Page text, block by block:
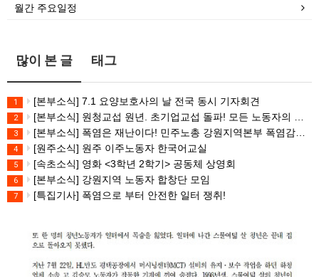
월간 주요일정
많이 본 글 태그
1 [본부소식] 7.1 요양보호사의 날 전국 동시 기자회견
2 [본부소식] 원청교섭 원년. 초기업교섭 돌파! 모든 노동자의 노동기본권 쟁취! 민주노총 7.15 총파업대회
3 [본부소식] 폭염은 재난이다! 민주노총 강원지역본부 폭염감시단 선포 기자회견
4 [원주소식] 원주 이주노동자 한국어교실
5 [속초소식] 영화 <3학년 2학기> 공동체 상영회
6 [본부소식] 강원지역 노동자 합창단 모임
7 [특집기사] 폭염으로 부터 안전한 일터 쟁취!